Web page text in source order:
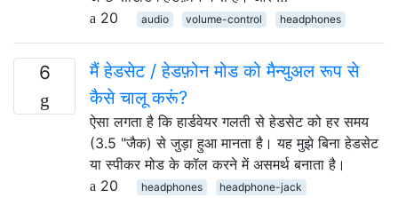
20
audio volume-control headphones
6
मैं हेडसेट / हेडफ़ोन मोड को मैन्युअल रूप से
कैसे चालू करूं?
ऐसा लगता है कि हार्डवेयर गलती से हेडसेट को हर समय
(3.5 "जैक) से जुड़ा हुआ मानता है। यह मुझे बिना हेडसेट
या स्पीकर मोड के कॉल करने में असमर्थ बनाता है।
20
headphones
headphone-jack